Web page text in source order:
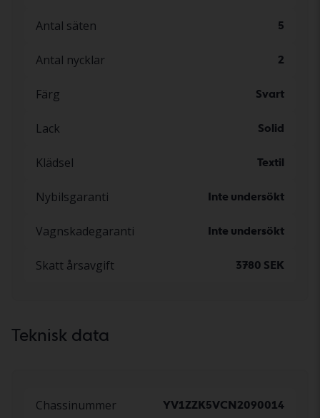
Antal säten 5
Antal nycklar 2
Färg Svart
Lack Solid
Klädsel Textil
Nybilsgaranti Inte undersökt
Vagnskadegaranti Inte undersökt
Skatt årsavgift 3780 SEK
Teknisk data
Chassinummer YV1ZZK5VCN2090014